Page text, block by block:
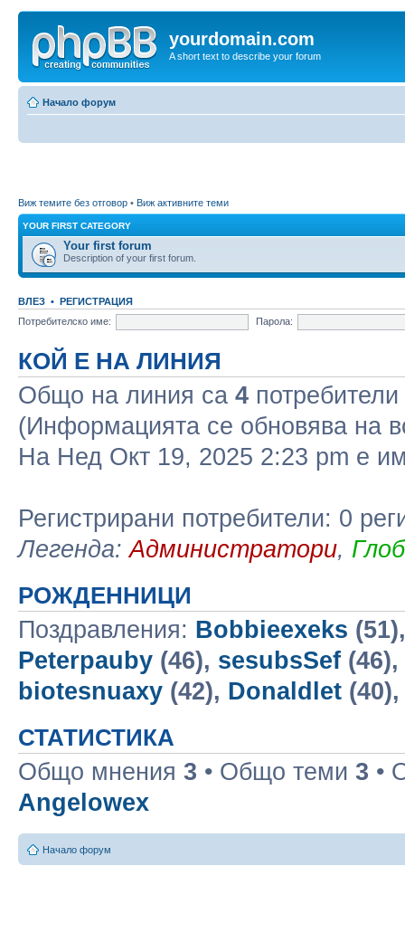
yourdomain.com
A short text to describe your forum
Начало форум
Виж темите без отговор • Виж активните теми
YOUR FIRST CATEGORY
Your first forum
Description of your first forum.
ВЛЕЗ • РЕГИСТРАЦИЯ
Потребителско име:
Парола:
КОЙ Е НА ЛИНИЯ
Общо на линия са 4
(Информацията се обновява на
На Нед Окт 19, 2025 2:23 pm е
Регистрирани потребители: 0
Легенда:Администратори,
РОЖДЕННИЦИ
Поздравления: Bobbieexeks
Peterpauby (46), sesubsSef (46),
biotesnuaxy (42), Donaldlet
СТАТИСТИКА
Общо мнения 3 • Общо теми 3 •
Angelowex
Начало форум